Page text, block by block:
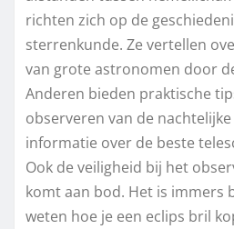
richten zich op de
sterrenkunde. Ze vertellen
van grote astronomen door
Anderen bieden praktische
observeren van de
informatie over de beste
Ook de veiligheid bij het
komt aan bod. Het is immers
weten hoe je een eclips bril